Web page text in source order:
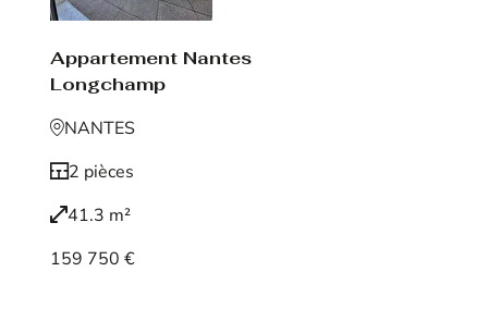
Appartement Nantes
Longchamp
NANTES
2 pièces
41.3 m²
159 750 €